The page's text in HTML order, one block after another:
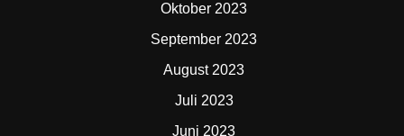
Oktober 2023
September 2023
August 2023
Juli 2023
Juni 2023